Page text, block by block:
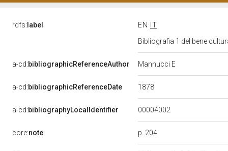
rdfs: label EN
IT
Bibliografia 1 del bene
a-cd:bibliographicReferenceAuthor Mannucci E
a-cd:bibliographicReferenceDate 1878
a-cd:bibliographyLocalIdentifier 00004002
core:note p. 204